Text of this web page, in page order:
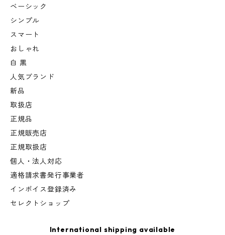
ベーシック
シンプル
スマート
おしゃれ
白 黒
人気ブランド
新品
取扱店
正規品
正規販売店
正規取扱店
個人・法人対応
適格請求書発行事業者
インボイス登録済み
セレクトショップ
International shipping available